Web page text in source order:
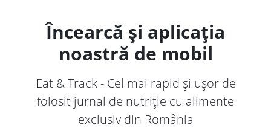
Încearcă și aplicația
noastră de mobil
Eat & Track - Cel mai rapid și ușor de
folosit jurnal de nutriție cu alimente
exclusiv din România